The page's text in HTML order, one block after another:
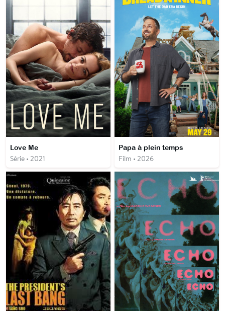
Love Me
Série • 2021
Papa à plein temps
Film • 2026